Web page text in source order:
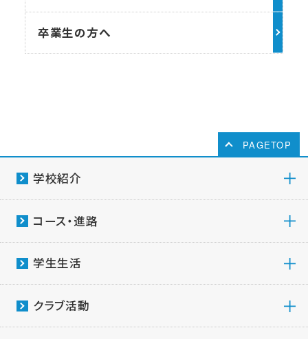
卒業生の方へ
PAGETOP
学校紹介
コース・進路
学生生活
クラブ活動